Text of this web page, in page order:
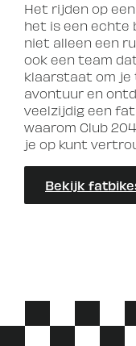
Het rijden op
het is een echte
niet alleen een
ook een team
klaarstaat om je
avontuur en
veelzijdig een
waarom Club
je op kunt
Bekijk